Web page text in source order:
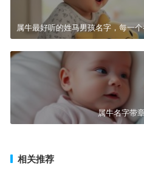
属牛最好听的姓马男孩名字，每一个
属牛名字带
相关推荐